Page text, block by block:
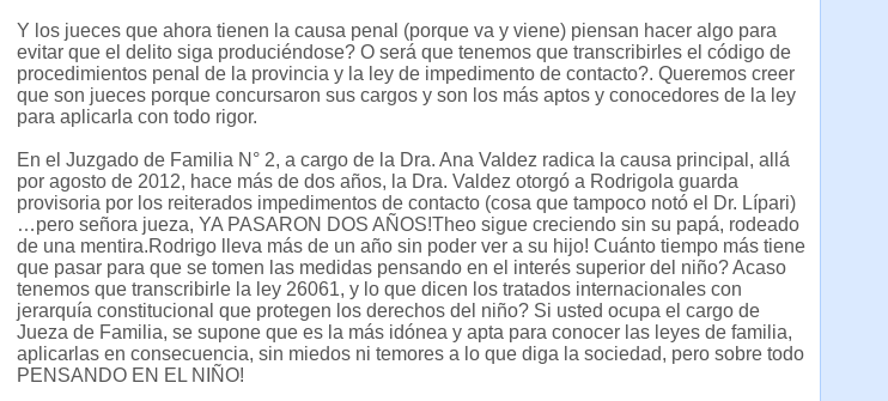
Y los jueces que ahora tienen la causa penal (porque va y viene) piensan hacer algo para
evitar que el delito siga produciéndose? O será que tenemos que transcribirles el código de
procedimientos penal de la provincia y la ley de impedimento de contacto?. Queremos creer
que son jueces porque concursaron sus cargos y son los más aptos y conocedores de la ley
para aplicarla con todo rigor.
En el Juzgado de Familia N° 2, a cargo de la Dra. Ana Valdez radica la causa principal, allá
por agosto de 2012, hace más de dos años, la Dra. Valdez otorgó a Rodrigola guarda
provisoria por los reiterados impedimentos de contacto (cosa que tampoco notó el Dr. Lípari)
…pero señora jueza, YA PASARON DOS AÑOS!Theo sigue creciendo sin su papá, rodeado
de una mentira.Rodrigo lleva más de un año sin poder ver a su hijo! Cuánto tiempo más tiene
que pasar para que se tomen las medidas pensando en el interés superior del niño? Acaso
tenemos que transcribirle la ley 26061, y lo que dicen los tratados internacionales con
jerarquía constitucional que protegen los derechos del niño? Si usted ocupa el cargo de
Jueza de Familia, se supone que es la más idónea y apta para conocer las leyes de familia,
aplicarlas en consecuencia, sin miedos ni temores a lo que diga la sociedad, pero sobre todo
PENSANDO EN EL NIÑO!